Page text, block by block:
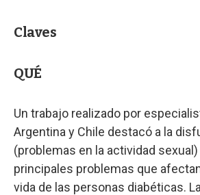
Claves
QUÉ
Un trabajo realizado por
Argentina y Chile destacó a la
(problemas en la actividad
principales problemas que
vida de las personas diabéticas.